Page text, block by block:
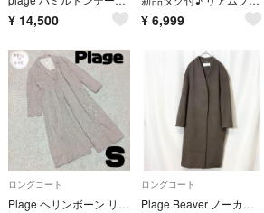
¥ 14,500 ¥ 6,999
ロングコート
Plage ヘリンボーン リネン ガウンコート 羽織り きなり チェスターコート
ロングコート
Plage Beaver ノーカラーコート 36 プラージュ ウール